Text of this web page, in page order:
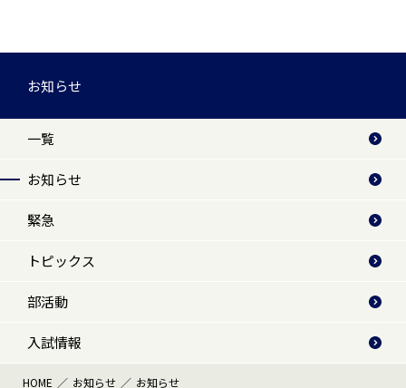
お知らせ
一覧
お知らせ
緊急
トピックス
部活動
入試情報
HOME お知らせ
お知らせ